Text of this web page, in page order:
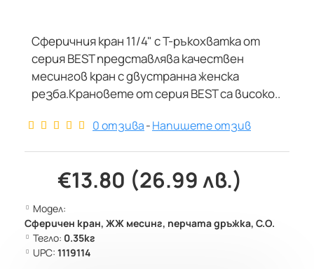
Сферичния кран 11/4" с Т-ръкохватка от
серия BEST представлява качествен
месингов кран с двустранна женска
резба.Крановете от серия BEST са високо..
0 отзива-Напишете отзив
€13.80 (26.99 лв.)
Модел:
Сферичен кран, ЖЖ месинг, перчата дръжка, С.О.
Тегло: 0.35кг
UPC: 1119114